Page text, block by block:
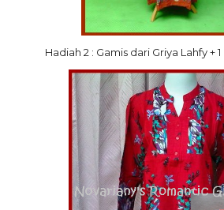
Hadiah 2 : Gamis dari Griya Lahfy +